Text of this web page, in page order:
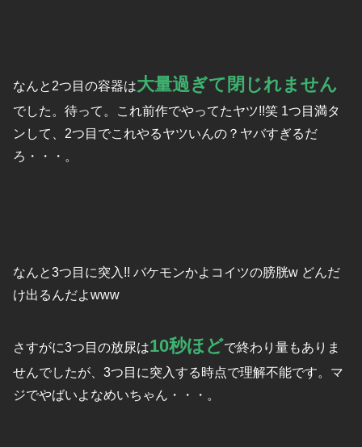
なんと2つ目の容器は大量過ぎて閉じれません
でした。待って。これ前作でやってたヤツ!!笑 1つ目満タ
ンして、2つ目でこれやるヤツいんの？ヤバすぎるだ
ろ・・・。
なんと3つ目に突入!! バケモンかよコイツの膀胱w どんだ
け出るんだよwww
さすがに3つ目の放尿は10秒ほどで終わり量もありま
せんでしたが、3つ目に突入する時点で理解不能です。マ
ジでやばいよなめいちゃん・・・。